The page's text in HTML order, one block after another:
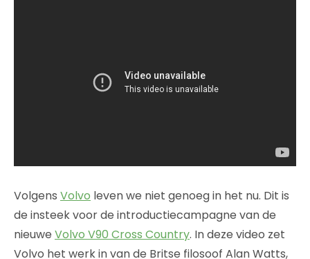
Volgens Volvo leven we niet genoeg in het nu. Dit is
de insteek voor de introductiecampagne van de
nieuwe Volvo V90 Cross Country. In deze video zet
Volvo het werk in van de Britse filosoof Alan Watts,